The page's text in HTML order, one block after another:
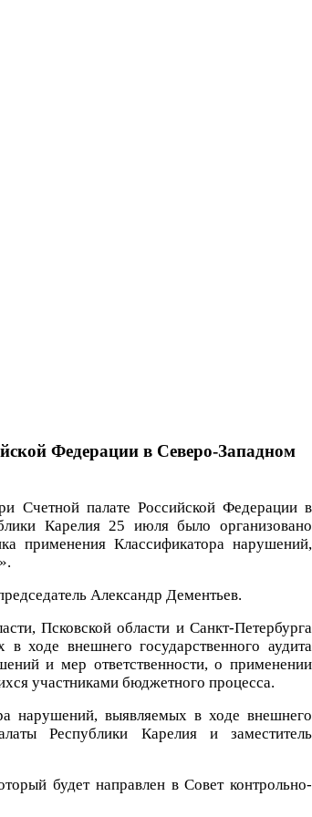
Федерации в Северо-Западном
Счетной палате Российской Федерации в
Карелия 25 июля было организовано
применения Классификатора нарушений,
Александр Дементьев.
Псковской области и Санкт-Петербурга
ходе внешнего государственного аудита
и мер ответственности, о применении
участниками бюджетного процесса.
нарушений, выявляемых в ходе внешнего
Республики Карелия и заместитель
будет направлен в Совет контрольно-